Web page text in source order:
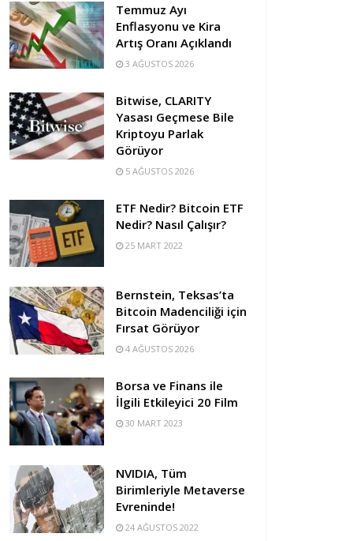
Temmuz Ayı
Enflasyonu ve Kira
Artış Oranı Açıklandı
3 AĞUSTOS 2026
Bitwise, CLARITY
Yasası Geçmese Bile
Kriptoyu Parlak
Görüyor
5 AĞUSTOS 2026
ETF Nedir? Bitcoin ETF
Nedir? Nasıl Çalışır?
25 MART 2022
Bernstein, Teksas’ta
Bitcoin Madenciliği için
Fırsat Görüyor
4 AĞUSTOS 2026
Borsa ve Finans ile
İlgili Etkileyici 20 Film
30 MART 2023
NVIDIA, Tüm
Birimleriyle Metaverse
Evreninde!
24 AĞUSTOS 2022